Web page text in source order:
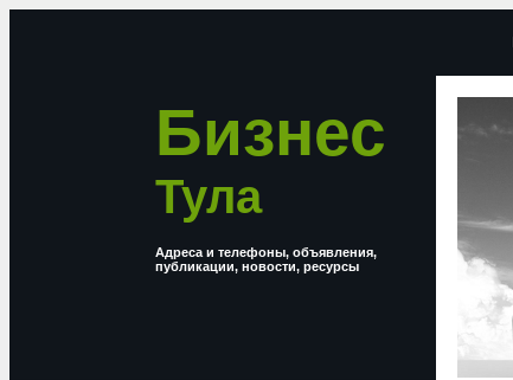
Бизнес
Тула
Адреса и телефоны, объявления,
публикации, новости, ресурсы